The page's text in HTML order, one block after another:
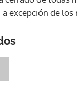
excepción de los